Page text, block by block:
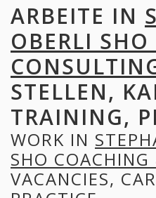
ARBEITE IN
OBERLI
STELLEN,
TRAINING,
WORK IN
SHO
VACANCIES,